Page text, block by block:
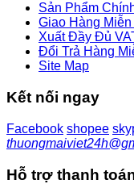
Sản Phẩm
Giao Hàng
Xuất Đầy Đủ
Đổi Trả Hàng
Site Map
Kết nối ngay
Facebook shopee
Hỗ trợ thanh